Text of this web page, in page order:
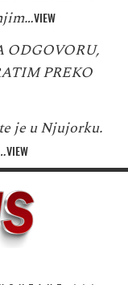
VIEW
ODGOVORU,
PREKO
je u Njujorku.
VIEW